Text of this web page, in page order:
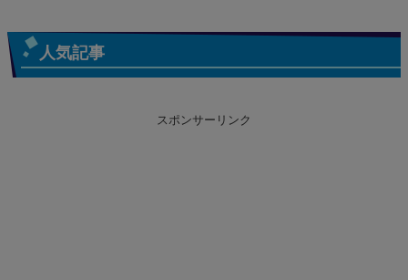
人気記事
スポンサーリンク